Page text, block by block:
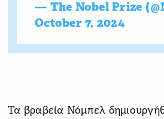
— The Nobel Prize
October 7, 2024
Τα βραβεία Νόμπελ